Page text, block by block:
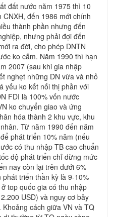
đất nước năm 1975 thì 10
đến 1986 mới chính
thành phần nhưng đến
nhưng phải đợi đến
ra đời, cho phép DNTN
ko cấm. Năm 1990 thì hạn
2007 (sau khi gia nhập
nghẹt những DN vừa và nhỏ
yếu ko kết nối thị phần với
FDI là 100% vốn nước
ko chuyển giao và ứng
hóa thành 2 khu vực, khu
Từ năm 1990 đến năm
phát triển 10% năm (nếu
có thu nhập TB cao chuẩn
độ phát triển chỉ dừng mức
nay còn lại trên dưới 6%
triển thần kỳ là 9-10%
top quốc gia có thu nhập
USD) và nguy cơ bẫy
cách giữa VN và TQ